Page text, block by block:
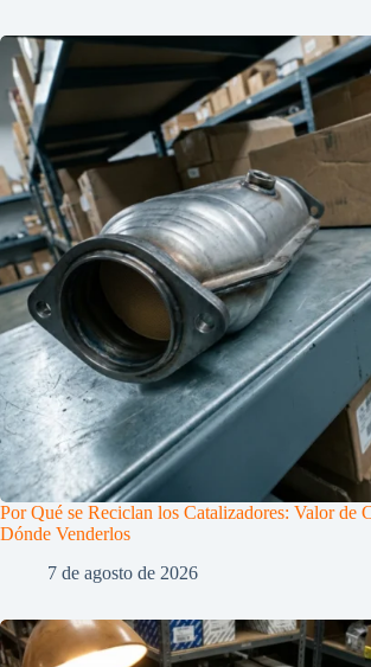
Por Qué se Reciclan los Catalizadores: Valor de
Dónde Venderlos
7 de agosto de 2026